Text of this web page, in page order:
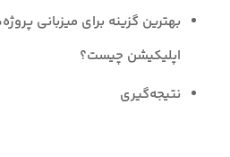
بهترین گزینه برای میزبانی
اپلیکیشن چیست؟
نتیجه‌گیری